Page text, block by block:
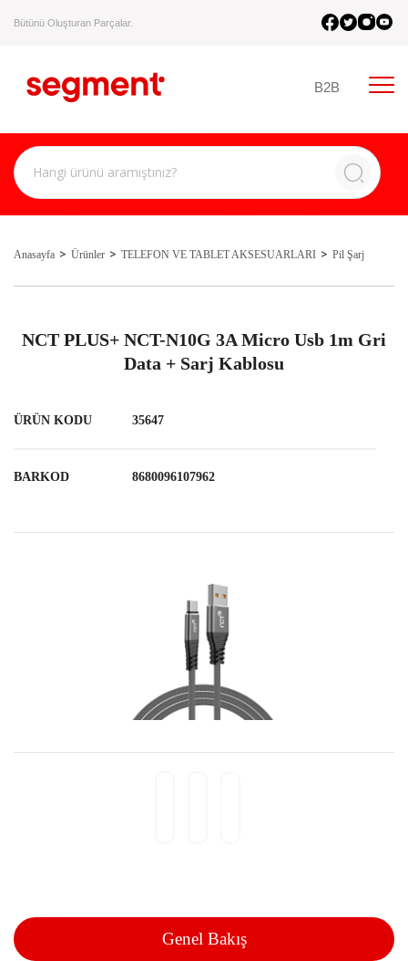
Bütünü Oluşturan Parçalar.
B2B
Anasayfa Ürünler TELEFON VE TABLET AKSESUARLARI Pil Şarj
NCT PLUS+ NCT-N10G 3A Micro Usb 1m Gri
Data + Sarj Kablosu
ÜRÜN KODU 35647
BARKOD 8680096107962
Genel Bakış